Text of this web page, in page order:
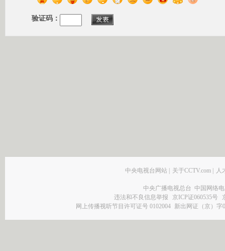
验证码：
中央电视台网站 关于CCTV.com 人
中央广播电视总台 中国网络
违法和不良信息举报
京ICP证060535号
网上传播视听节目许可证号 0102004 新出网证（京）